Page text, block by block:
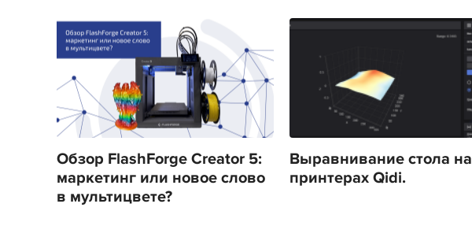
Обзор FlashForge Creator 5:
маркетинг или новое слово
в мультицвете?
Выравнивание стола на
принтерах Qidi.